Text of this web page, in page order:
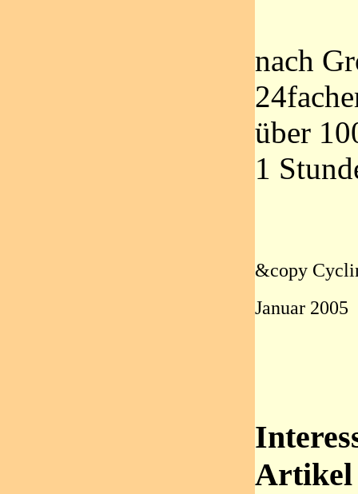
nach
über
1
&copy
Januar 2005
Artikel